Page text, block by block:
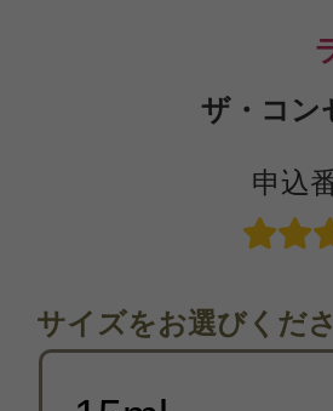
ザ・コン
申込
サイズをお選びくだ